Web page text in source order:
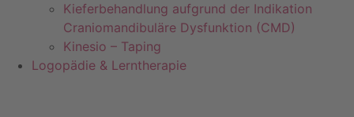
Kieferbehandlung aufgrund der Indikation
Craniomandibuläre Dysfunktion (CMD)
Kinesio – Taping
Logopädie & Lerntherapie